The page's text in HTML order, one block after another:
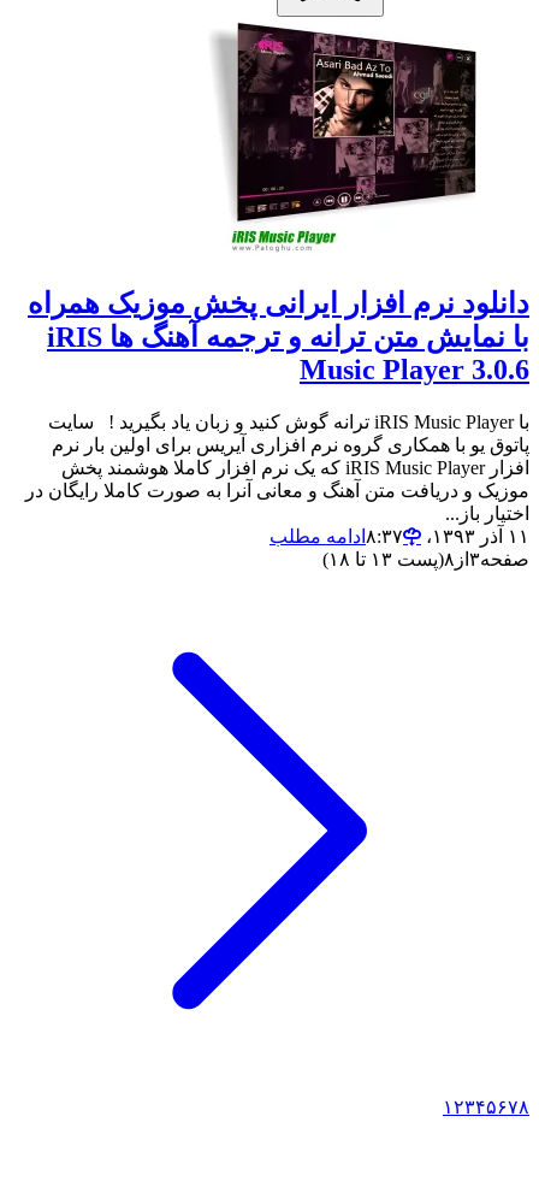
دانلود نرم افزار ایرانی پخش موزیک همراه
با نمایش متن ترانه و ترجمه آهنگ ها iRIS
Music Player 3.0.6
با iRIS Music Player ترانه گوش کنید و زبان یاد بگیرید ! سایت
پاتوق یو با همکاری گروه نرم افزاری آیریس برای اولین بار نرم
افزار iRIS Music Player که یک نرم افزار کاملا هوشمند پخش
موزیک و دریافت متن آهنگ و معانی آنرا به صورت کاملا رایگان در
اختیار باز...
۱۱ آذر ۱۳۹۳،‏ ۸:۳۷
ادامه مطلب
صفحه۳ از ۸(پست ۱۳ تا ۱۸)
۱۲۳۴۵۶۷۸